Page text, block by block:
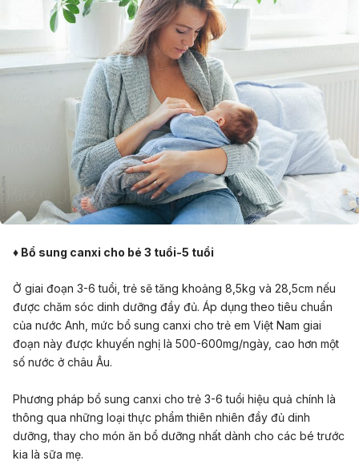
♦ Bổ sung canxi cho bé 3 tuổi-5 tuổi
Ở giai đoạn 3-6 tuổi, trẻ sẽ tăng khoảng 8,5kg và 28,5cm nếu
được chăm sóc dinh dưỡng đầy đủ. Áp dụng theo tiêu chuẩn
của nước Anh, mức bổ sung canxi cho trẻ em Việt Nam giai
đoạn này được khuyến nghị là 500-600mg/ngày, cao hơn một
số nước ở châu Âu.
Phương pháp bổ sung canxi cho trẻ 3-6 tuổi hiệu quả chính là
thông qua những loại thực phẩm thiên nhiên đầy đủ dinh
dưỡng, thay cho món ăn bổ dưỡng nhất dành cho các bé trước
kia là sữa mẹ.